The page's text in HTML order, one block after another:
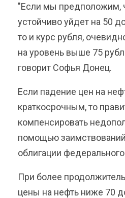
"Если мы предположим,
устойчиво уйдет на 50
то и курс рубля,
на уровень выше 75
говорит Софья Донец.
Если падение цен на
краткосрочным, то
компенсировать
помощью
облигации
При более
цены на нефть ниже 70